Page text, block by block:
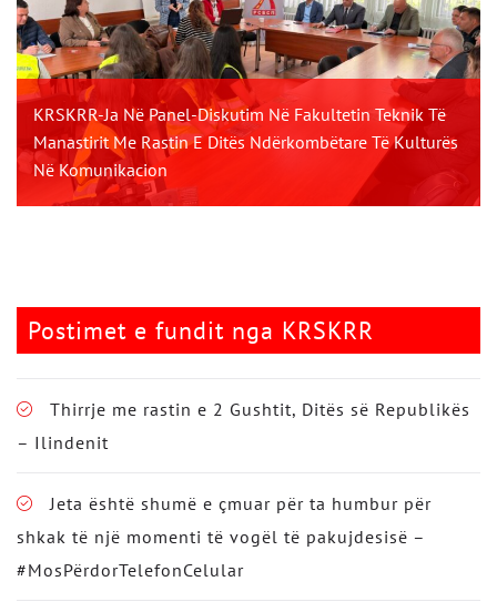
KRSKRR-Ja Në Panel-Diskutim Në Fakultetin Teknik Të
Manastirit Me Rastin E Ditës Ndërkombëtare Të Kulturës
Në Komunikacion
Postimet e fundit nga KRSKRR
Thirrje me rastin e 2 Gushtit, Ditës së Republikës
– Ilindenit
Jeta është shumë e çmuar për ta humbur për
shkak të një momenti të vogël të pakujdesisë –
#MosPërdorTelefonCelular